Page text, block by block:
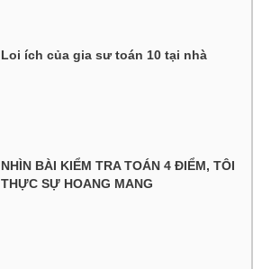
Loi ích của gia sư toán 10 tại nhà
NHÌN BÀI KIỂM TRA TOÁN 4 ĐIỂM, TÔI
THỰC SỰ HOANG MANG